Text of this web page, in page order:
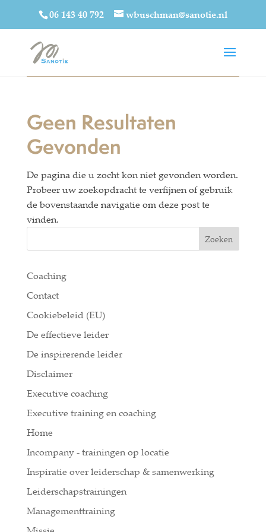
06 143 40 792 wbuschman@sanotie.nl
Geen Resultaten
Gevonden
De pagina die u zocht kon niet gevonden worden.
Probeer uw zoekopdracht te verfijnen of gebruik
de bovenstaande navigatie om deze post te
vinden.
Zoeken
Coaching
Contact
Cookiebeleid (EU)
De effectieve leider
De inspirerende leider
Disclaimer
Executive coaching
Executive training en coaching
Home
Incompany - trainingen op locatie
Inspiratie over leiderschap & samenwerking
Leiderschapstrainingen
Managementtraining